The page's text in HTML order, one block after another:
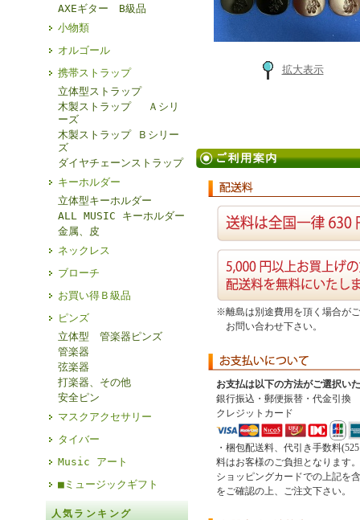
AXEギター B級品
小物類
オルゴール
携帯ストラップ
立体型ストラップ
木製ストラップ Ａシリ
ーズ
木製ストラップ Ｂシリー
ズ
ダイヤチェーンストラップ
キーホルダー
立体型キーホルダー
ALL MUSIC キーホルダー
金属、皮
ネックレス
ブローチ
お買い得Ｂ級品
ピンズ
立体型 管楽器ピンズ
管楽器
弦楽器
打楽器、その他
安全ピン
マスクアクセサリー
タイバー
Music アート
■ミュージックギフト
人気ランキング
拡大表示
※離島は別途費用を頂く場合が
お問い合わせ下さい。
お支払は以下の方法がご選択い
銀行振込・郵便振替・代金引換
クレジットカード
・梱包配送料、代引き手数料
料はお客様のご負担となります。
ショッピングカードでの上記を
をご確認の上、ご注文下さい。